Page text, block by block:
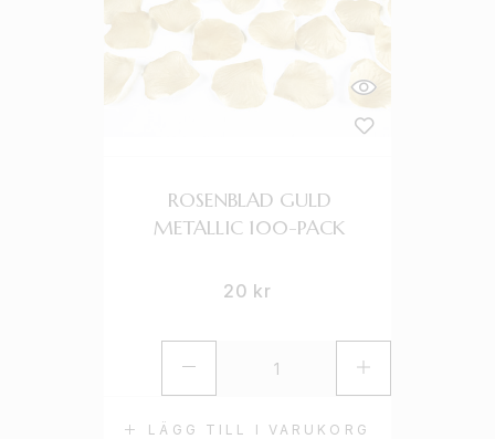
LÄGG TILL I VARUKORG
ROSENBLAD GULD
METALLIC 100-PACK
20 kr